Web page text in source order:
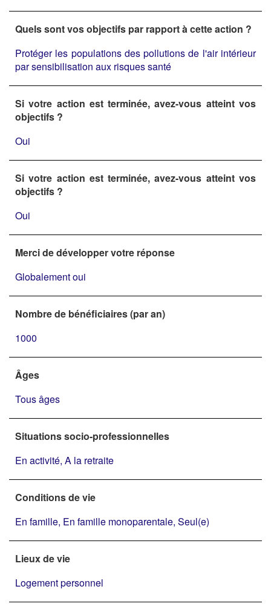
Quels sont vos objectifs par rapport à cette action ?
Protéger les populations des pollutions de l'air intérieur
par sensibilisation aux risques santé
Si votre action est terminée, avez-vous atteint vos
objectifs ?
Oui
Si votre action est terminée, avez-vous atteint vos
objectifs ?
Oui
Merci de développer votre réponse
Globalement oui
Nombre de bénéficiaires (par an)
1000
Âges
Tous âges
Situations socio-professionnelles
En activité, A la retraite
Conditions de vie
En famille, En famille monoparentale, Seul(e)
Lieux de vie
Logement personnel